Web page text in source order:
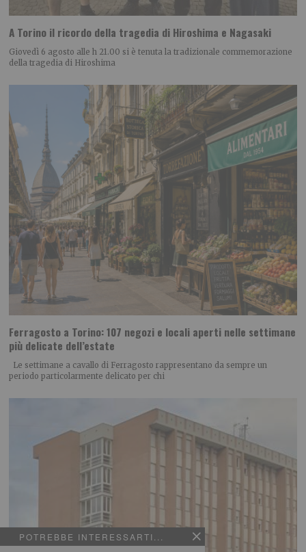
POTREBBE INTERESSARTI...
A Torino il ricordo della tragedia di Hiroshima e Nagasaki
Giovedì 6 agosto alle h 21.00 si è tenuta la tradizionale commemorazione
della tragedia di Hiroshima
Ferragosto a Torino: 107 negozi e locali aperti nelle settimane
più delicate dell’estate
Le settimane a cavallo di Ferragosto rappresentano da sempre un
periodo particolarmente delicato per chi